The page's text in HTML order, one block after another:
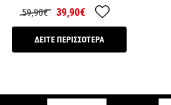
59,90€ 39,90€
ΔΕΙΤΕ ΠΕΡΙΣΣΟΤΕΡΑ